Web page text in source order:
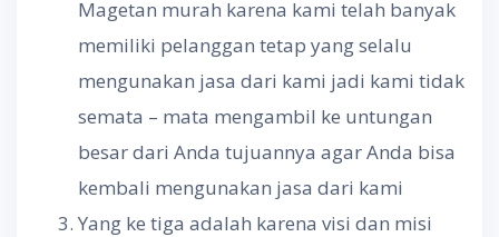
Magetan murah karena kami telah banyak
memiliki pelanggan tetap yang selalu
mengunakan jasa dari kami jadi kami tidak
semata – mata mengambil ke untungan
besar dari Anda tujuannya agar Anda bisa
kembali mengunakan jasa dari kami
Yang ke tiga adalah karena visi dan misi